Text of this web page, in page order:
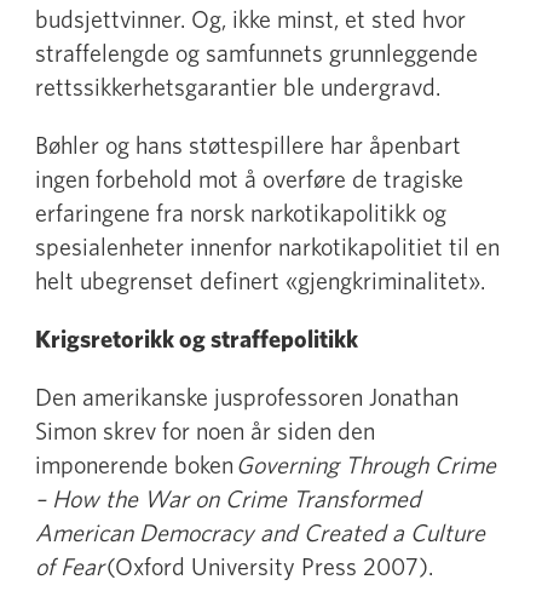
budsjettvinner. Og, ikke minst, et sted hvor
straffelengde og samfunnets grunnleggende
rettssikkerhetsgarantier ble undergravd.
Bøhler og hans støttespillere har åpenbart
ingen forbehold mot å overføre de tragiske
erfaringene fra norsk narkotikapolitikk og
spesialenheter innenfor narkotikapolitiet til en
helt ubegrenset definert «gjengkriminalitet».
Krigsretorikk og straffepolitikk
Den amerikanske jusprofessoren Jonathan
Simon skrev for noen år siden den
imponerende boken Governing Through Crime
– How the War on Crime Transformed
American Democracy and Created a Culture
of Fear(Oxford University Press 2007).